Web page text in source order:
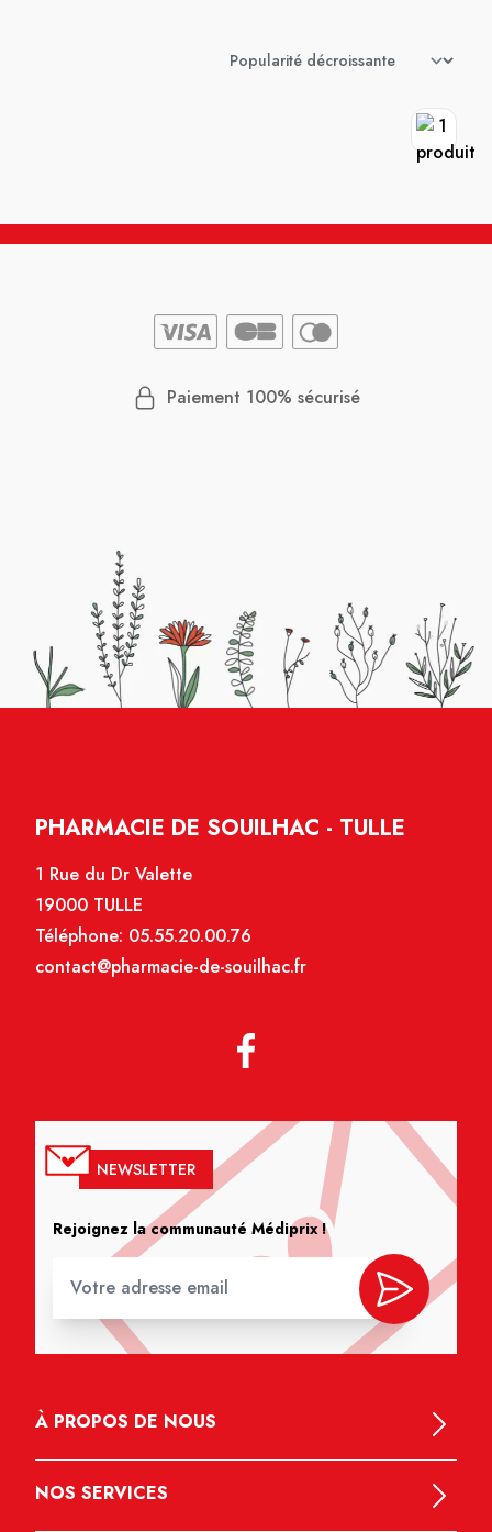
Paiement 100% sécurisé
PHARMACIE DE SOUILHAC - TULLE
1 Rue du Dr Valette
19000 TULLE
Téléphone: 05.55.20.00.76
contact@pharmacie-de-souilhac.fr
NEWSLETTER
Rejoignez la communauté Médiprix !
À PROPOS DE NOUS
NOS SERVICES